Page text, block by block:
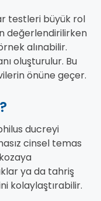
testleri büyük rol
değerlendirilirken
alınabilir.
oluşturulur. Bu
önüne geçer.
ducreyi
cinsel temas
ya da tahriş
kolaylaştırabilir.